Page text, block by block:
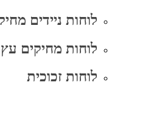
לוחות ניידים
לוחות מחיקים עץ
לוחות זכוכית